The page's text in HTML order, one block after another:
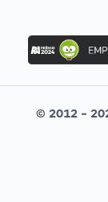
Concurso Ibama
Concurso MPU
Editais publicados
CONCURSOS
© 2012 -